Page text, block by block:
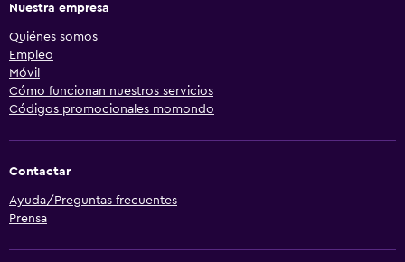
Nuestra empresa
Quiénes somos
Empleo
Móvil
Cómo funcionan nuestros servicios
Códigos promocionales momondo
Contactar
Ayuda/Preguntas frecuentes
Prensa